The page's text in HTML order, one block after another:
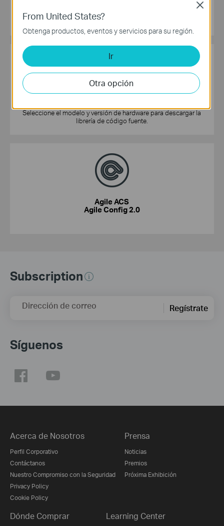
Ver la interfaz de gestión web de nuestros productos.
Seleccione el modelo y versión de hardware para descargar la
librería de código fuente.
Agile ACS
Agile Config 2.0
Subscription
Dirección de correo Regístrate
Síguenos
Acerca de Nosotros
Perfil Corporativo
Contáctanos
Nuestro Compromiso con la Seguridad
Privacy Policy
Cookie Policy
Prensa
Noticias
Premios
Próxima Exhibición
Dónde Comprar Learning Center
From United States?
Obtenga productos, eventos y servicios para su región.
Ir
Otra opción
Close